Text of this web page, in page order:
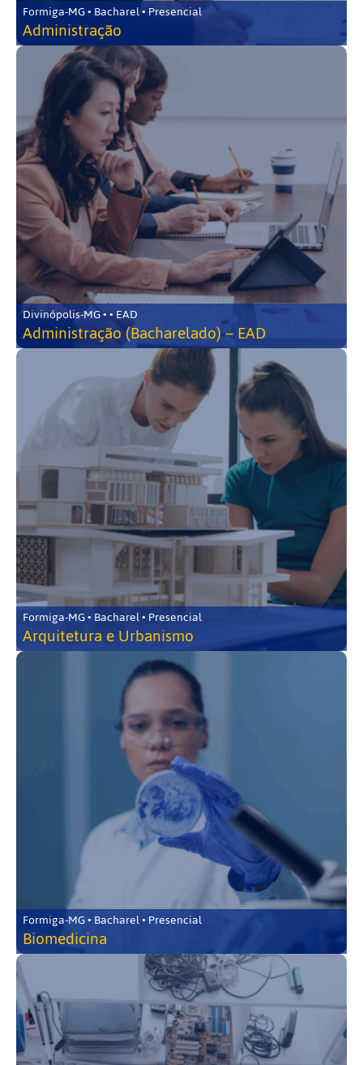
Formiga-MG • Bacharel • Presencial
Administração
Divinópolis-MG • • EAD
Administração (Bacharelado) – EAD
Formiga-MG • Bacharel • Presencial
Arquitetura e Urbanismo
Formiga-MG • Bacharel • Presencial
Biomedicina